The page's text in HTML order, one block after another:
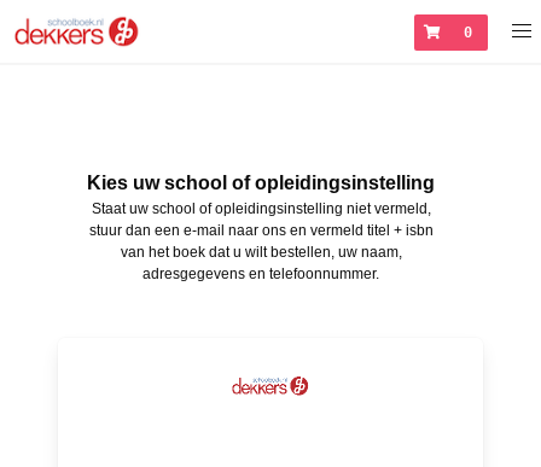
0
Kies uw school of opleidingsinstelling
Staat uw school of opleidingsinstelling niet vermeld,
stuur dan een e-mail naar ons en vermeld titel + isbn
van het boek dat u wilt bestellen, uw naam,
adresgegevens en telefoonnummer.